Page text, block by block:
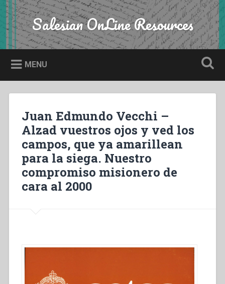
Skip
to
content
Search Salesian OnLine Resources
MENU
Juan Edmundo Vecchi –
Alzad vuestros ojos y ved los
campos, que ya amarillean
para la siega. Nuestro
compromiso misionero de
cara al 2000